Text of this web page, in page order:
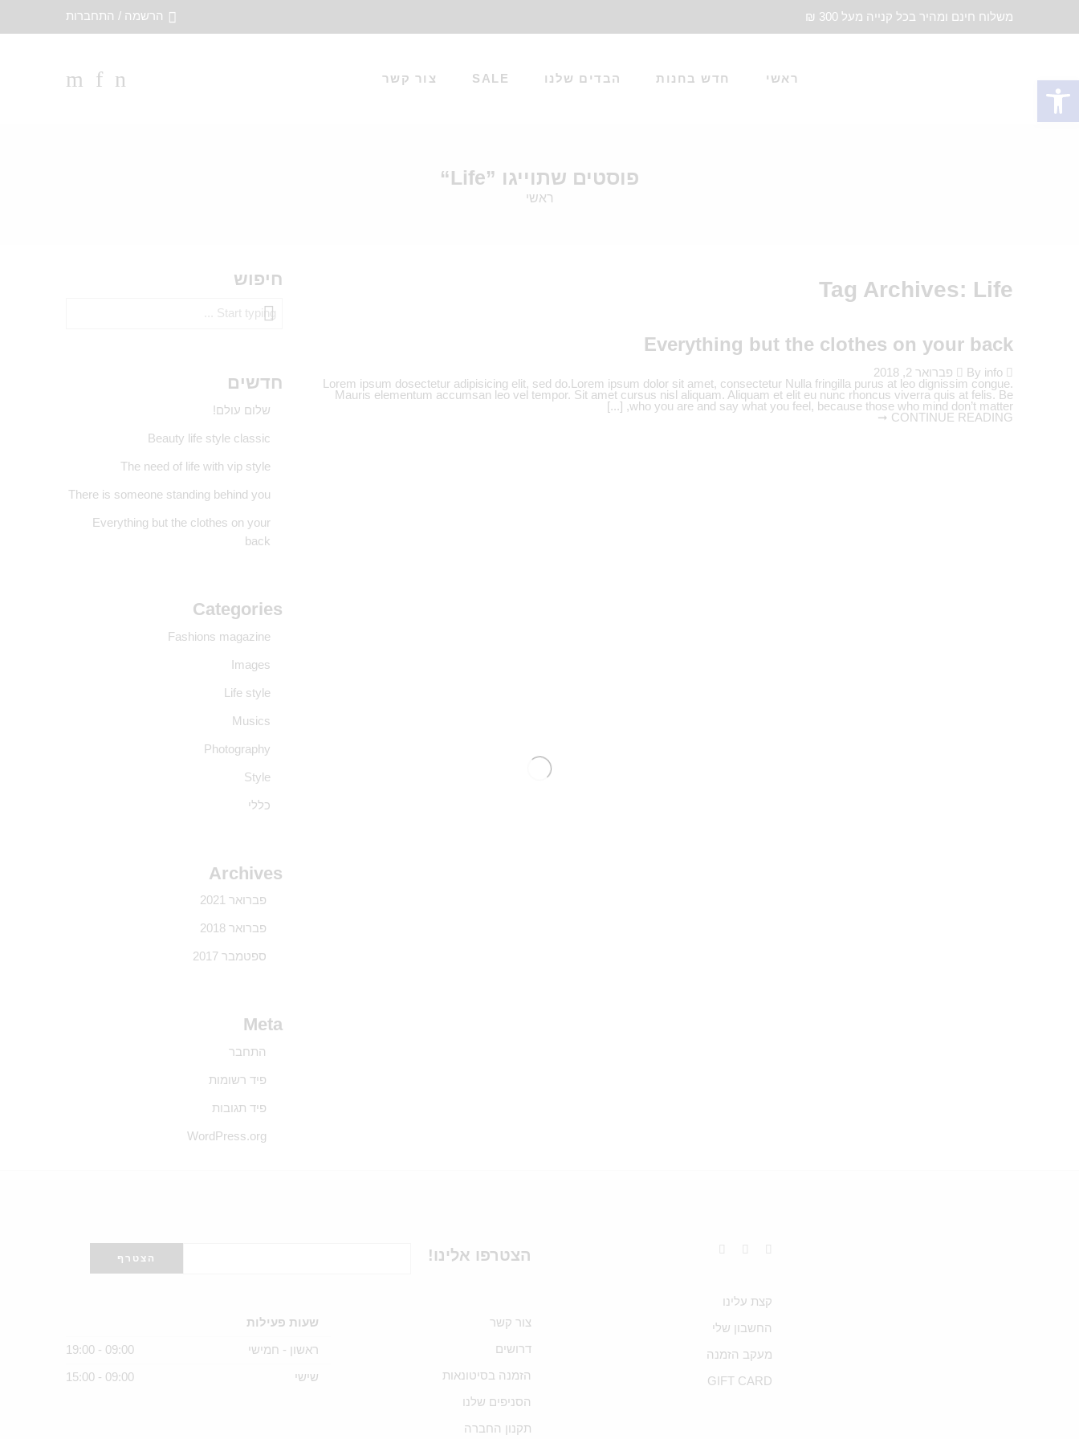
משלוח חינם ומהיר בכל קנייה מעל 300 ₪ הרשמה / התחברות
ראשי חדש בחנות הבדים שלנו SALE צור קשר
פוסטים שתוייגו ”Life“
ראשי
Tag Archives: Life
Everything but the clothes on your back
פברואר 2, 2018
Lorem ipsum dosectetur adipisicing elit, sed do.Lorem ipsum dolor sit amet, consectetur Nulla fringilla purus at leo dignissim congue.
Mauris elementum accumsan leo vel tempor. Sit amet cursus nisl aliquam. Aliquam et elit eu nunc rhoncus viverra quis at felis. Be
who you are and say what you feel, because those who mind don’t matter, [...]
CONTINUE READING ➞
חיפוש
חדשים
שלום עולם!
Beauty life style classic
The need of life with vip style
There is someone standing behind you
Everything but the clothes on your
back
Categories
Fashions magazine
Images
Life style
Musics
Photography
Style
כללי
Archives
פברואר 2021
פברואר 2018
ספטמבר 2017
Meta
התחבר
פיד רשומות
פיד תגובות
WordPress.org
קצת עלינו
החשבון שלי
מעקב הזמנה
GIFT CARD
הצטרפו אלינו!
צור קשר
דרושים
הזמנה בסיטונאות
הסניפים שלנו
תקנון החברה
שעות פעילות
ראשון - חמישי 09:00 - 19:00
שישי 09:00 - 15:00
פתח סרגל נגישות